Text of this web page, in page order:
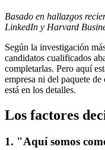
Basado en hallazgos
LinkedIn y Harvard
Según la investigación
candidatos cualificados
completarlas. Pero aquí
empresa ni del paquete
está en los detalles.
Los factores
1. "Aquí somos